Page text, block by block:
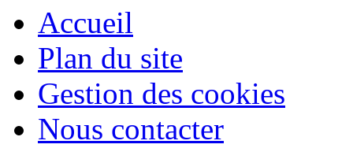
Accueil
Plan du site
Gestion des cookies
Nous contacter